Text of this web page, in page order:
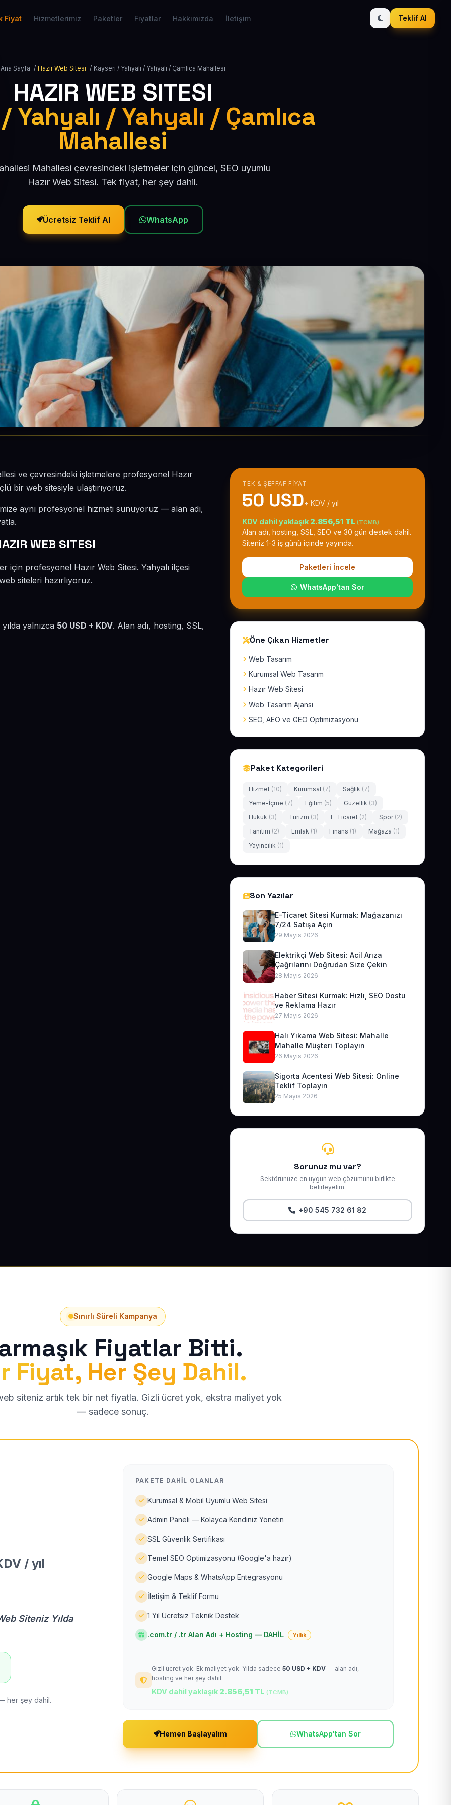
Fiyat Hizmetlerimiz Paketler Fiyatlar Hakkımızda İletişim Teklif Al
Ana Sayfa / Hazır Web Sitesi / Kayseri / Yahyalı / Yahyalı / Çamlıca Mahallesi
HAZIR WEB SITESI
Yahyalı / Yahyalı / Çamlıca
Mahallesi
Mahallesi çevresindeki işletmeler için güncel, SEO uyumlu
Hazır Web Sitesi. Tek fiyat, her şey dahil.
Ücretsiz Teklif Al WhatsApp
ve çevresindeki işletmelere profesyonel Hazır
bir web sitesiyle ulaştırıyoruz.
aynı profesyonel hizmeti sunuyoruz — alan adı,
WEB SITESI
için profesyonel Hazır Web Sitesi. Yahyalı ilçesi
siteleri hazırlıyoruz.
yalnızca 50 USD + KDV. Alan adı, hosting, SSL,
TEK & ŞEFFAF FIYAT
50 USD+ KDV / yıl
KDV dahil yaklaşık 2.856,51 TL (TCMB)
Alan adı, hosting, SSL, SEO ve 30 gün destek dahil.
Siteniz 1-3 iş günü içinde yayında.
Paketleri İncele
WhatsApp'tan Sor
Öne Çıkan Hizmetler
Web Tasarım
Kurumsal Web Tasarım
Hazır Web Sitesi
Web Tasarım Ajansı
SEO, AEO ve GEO Optimizasyonu
Paket Kategorileri
Hizmet (10) Kurumsal (7) Sağlık (7)
Yeme-İçme (7) Eğitim (5) Güzellik (3)
Hukuk (3) Turizm (3) E-Ticaret (2) Spor (2)
Tanıtım (2) Emlak (1) Finans (1) Mağaza (1)
Yayıncılık (1)
Son Yazılar
E-Ticaret Sitesi Kurmak: Mağazanızı
7/24 Satışa Açın
29 Mayıs 2026
Elektrikçi Web Sitesi: Acil Arıza
Çağrılarını Doğrudan Size Çekin
28 Mayıs 2026
Haber Sitesi Kurmak: Hızlı, SEO Dostu
ve Reklama Hazır
27 Mayıs 2026
Halı Yıkama Web Sitesi: Mahalle
Mahalle Müşteri Toplayın
26 Mayıs 2026
Sigorta Acentesi Web Sitesi: Online
Teklif Toplayın
25 Mayıs 2026
Sorunuz mu var?
Sektörünüze en uygun web çözümünü birlikte
belirleyelim.
+90 545 732 61 82
Sınırlı Süreli Kampanya
Fiyatlar Bitti.
Fiyat, Her Şey Dahil.
siteniz artık tek bir net fiyatla. Gizli ücret yok, ekstra maliyet yok
— sadece sonuç.
/ yıl
Siteniz Yılda
her şey dahil.
PAKETE DAHIL OLANLAR
Kurumsal & Mobil Uyumlu Web Sitesi
Admin Paneli — Kolayca Kendiniz Yönetin
SSL Güvenlik Sertifikası
Temel SEO Optimizasyonu (Google'a hazır)
Google Maps & WhatsApp Entegrasyonu
İletişim & Teklif Formu
1 Yıl Ücretsiz Teknik Destek
.com.tr / .tr Alan Adı + Hosting — DAHİL Yıllık
Gizli ücret yok. Ek maliyet yok. Yılda sadece 50 USD + KDV — alan adı,
hosting ve her şey dahil.
KDV dahil yaklaşık 2.856,51 TL (TCMB)
Hemen Başlayalım WhatsApp'tan Sor